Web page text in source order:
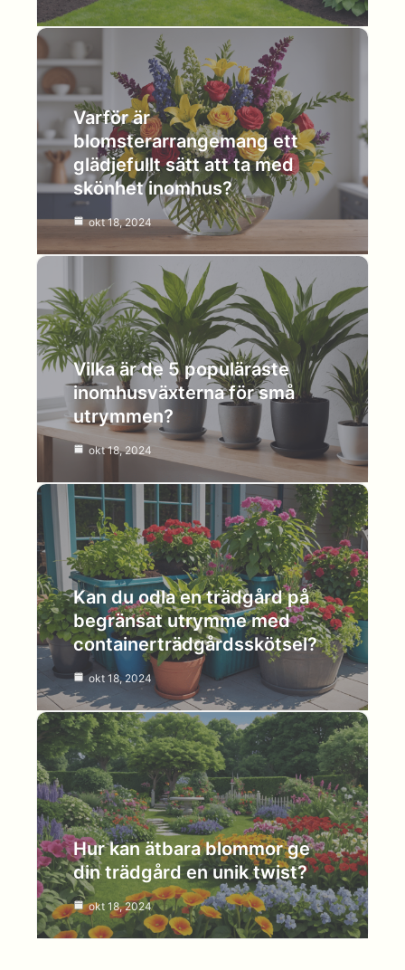
Varför är
blomsterarrangemang ett
glädjefullt sätt att ta med
skönhet inomhus?
okt 18, 2024
Vilka är de 5 populäraste
inomhusväxterna för små
utrymmen?
okt 18, 2024
Kan du odla en trädgård på
begränsat utrymme med
containerträdgårdsskötsel?
okt 18, 2024
Hur kan ätbara blommor ge
din trädgård en unik twist?
okt 18, 2024